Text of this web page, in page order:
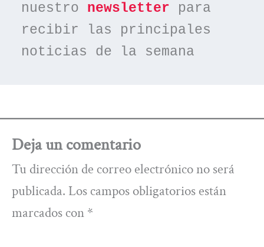
nuestro newsletter para
recibir las principales
noticias de la semana
Deja un comentario
Tu dirección de correo electrónico no será
publicada. Los campos obligatorios están
marcados con *